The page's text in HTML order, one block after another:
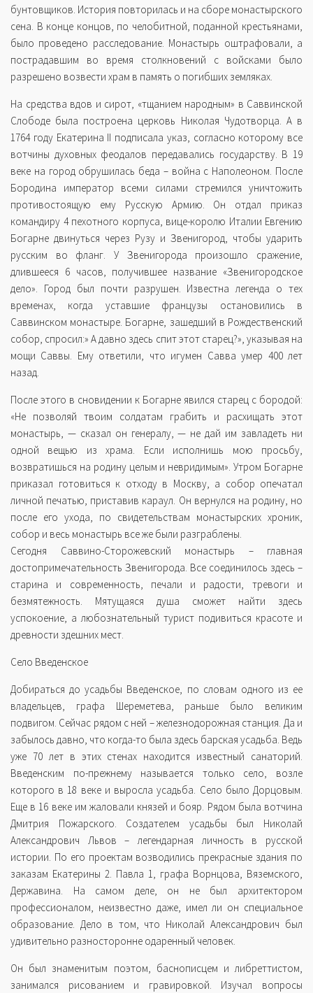
бунтовщиков. История повторилась и на сборе монастырского
сена. В конце концов, по челобитной, поданной крестьянами,
было проведено расследование. Монастырь оштрафовали, а
пострадавшим во время столкновений с войсками было
разрешено возвести храм в память о погибших земляках.
На средства вдов и сирот, «тщанием народным» в Саввинской
Слободе была построена церковь Николая Чудотворца. А в
1764 году Екатерина II подписала указ, согласно которому все
вотчины духовных феодалов передавались государству. В 19
веке на город обрушилась беда – война с Наполеоном. После
Бородина император всеми силами стремился уничтожить
противостоящую ему Русскую Армию. Он отдал приказ
командиру 4 пехотного корпуса, вице-королю Италии Евгению
Богарне двинуться через Рузу и Звенигород, чтобы ударить
русским во фланг. У Звенигорода произошло сражение,
длившееся 6 часов, получившее название «Звенигородское
дело». Город был почти разрушен. Известна легенда о тех
временах, когда уставшие французы остановились в
Саввинском монастыре. Богарне, зашедший в Рождественский
собор, спросил:» А давно здесь спит этот старец?», указывая на
мощи Саввы. Ему ответили, что игумен Савва умер 400 лет
назад.
После этого в сновидении к Богарне явился старец с бородой:
«Не позволяй твоим солдатам грабить и расхищать этот
монастырь, — сказал он генералу, — не дай им завладеть ни
одной вещью из храма. Если исполнишь мою просьбу,
возвратишься на родину целым и невридимым». Утром Богарне
приказал готовиться к отходу в Москву, а собор опечатал
личной печатью, приставив караул. Он вернулся на родину, но
после его ухода, по свидетельствам монастырских хроник,
собор и весь монастырь все же были разграблены.
Сегодня Саввино-Сторожевский монастырь – главная
достопримечательность Звенигорода. Все соединилось здесь –
старина и современность, печали и радости, тревоги и
безмятежность. Мятущаяся душа сможет найти здесь
успокоение, а любознательный турист подивиться красоте и
древности здешних мест.
Село Введенское
Добираться до усадьбы Введенское, по словам одного из ее
владельцев, графа Шереметева, раньше было великим
подвигом. Сейчас рядом с ней – железнодорожная станция. Да и
забылось давно, что когда-то была здесь барская усадьба. Ведь
уже 70 лет в этих стенах находится известный санаторий.
Введенским по-прежнему называется только село, возле
которого в 18 веке и выросла усадьба. Село было Дорцовым.
Еще в 16 веке им жаловали князей и бояр. Рядом была вотчина
Дмитрия Пожарского. Создателем усадьбы был Николай
Александрович Львов – легендарная личность в русской
истории. По его проектам возводились прекрасные здания по
заказам Екатерины 2. Павла 1, графа Ворнцова, Вяземского,
Державина. На самом деле, он не был архитектором
профессионалом, неизвестно даже, имел ли он специальное
образование. Дело в том, что Николай Александрович был
удивительно разносторонне одаренный человек.
Он был знаменитым поэтом, баснописцем и либреттистом,
занимался рисованием и гравировкой. Изучал вопросы